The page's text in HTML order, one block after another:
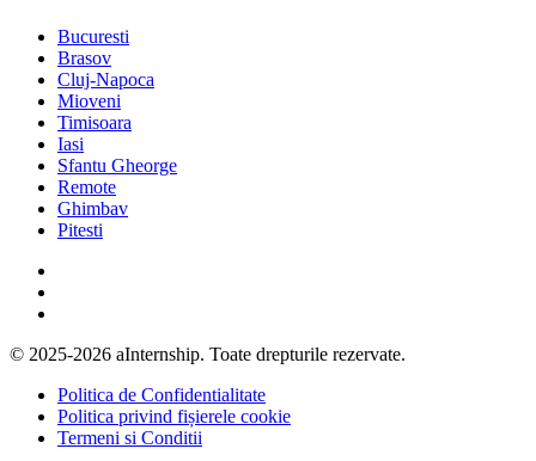
Bucuresti
Brasov
Cluj-Napoca
Mioveni
Timisoara
Iasi
Sfantu Gheorge
Remote
Ghimbav
Pitesti
© 2025-2026 aInternship. Toate drepturile rezervate.
Politica de Confidentialitate
Politica privind fișierele cookie
Termeni si Conditii